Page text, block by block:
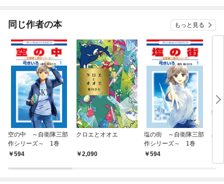
同じ作者の本 もっと見る
空の中 ～自衛隊三部
作シリーズ～ 1巻
594
クロエとオオエ
2,090
塩の街 ～自衛隊三部
作シリーズ～ 1巻
594
み